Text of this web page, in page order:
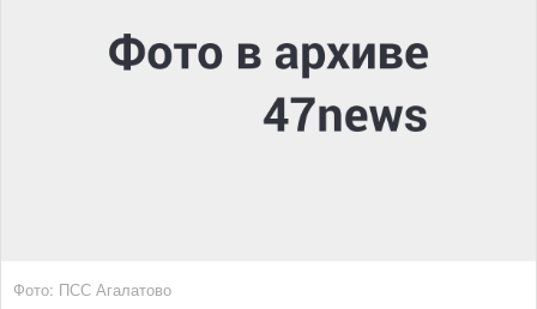
Фото: ПСС Агалатово